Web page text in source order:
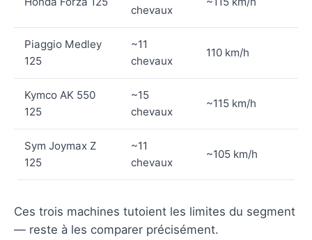
chevaux
Piaggio Medley
125
~11
chevaux
110 km/h
Kymco AK 550
125
~15
chevaux
~115 km/h
Sym Joymax Z
125
~11
chevaux
~105 km/h
Ces trois machines tutoient les limites du segment
— reste à les comparer précisément.